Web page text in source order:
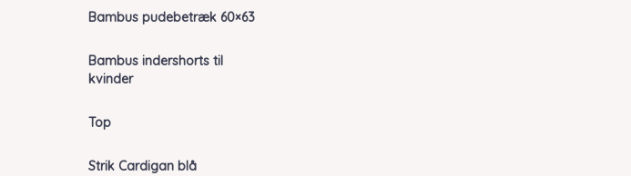
Bambus pudebetræk 60×63
Bambus indershorts til
kvinder
Top
Strik Cardigan blå